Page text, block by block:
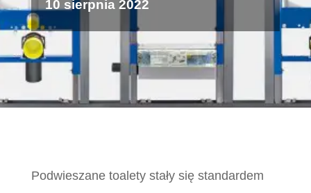
10 sierpnia 2022
Podwieszane toalety stały się standardem